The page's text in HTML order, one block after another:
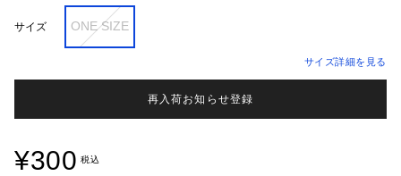
サイズ ONE SIZE
サイズ詳細を見る
再入荷お知らせ登録
¥300 税込